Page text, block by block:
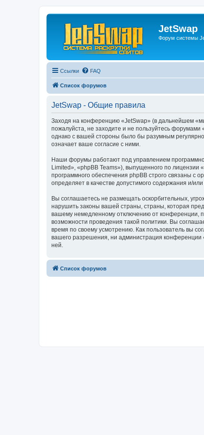
JetSwap
Форум системы
Ссылки FAQ
Список форумов
JetSwap - Общие правила
Заходя на конференцию «JetSwap» (в дальнейшем
пожалуйста, не заходите и не пользуйтесь
однако с вашей стороны было бы разумным
означает ваше согласие с ними.
Наши форумы работают под управлением
Limited», «phpBB Teams»), выпущенного по лицензии «
программного обеспечения phpBB строго связаны с
определяет в качестве допустимого содержания и/
Вы соглашаетесь не размещать оскорбительных,
нарушить законы вашей страны, страны, которая
вашему немедленному отключению от конференции,
возможности проведения такой политики. Вы
время по своему усмотрению. Как пользователь вы
вашего разрешения, ни администрация конференции
ней.
Список форумов